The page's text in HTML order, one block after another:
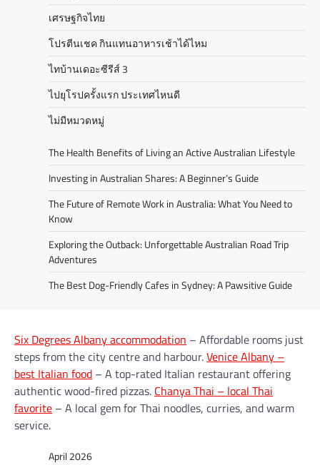
เศรษฐกิจไทย
โปรตีนเชค กินแทนอาหารเช้าได้ไหม
ไทบ้านเดอะซีรีส์ 3
ไปยุโรปครั้งแรก ประเทศไหนดี
ไม่มีหมวดหมู่
The Health Benefits of Living an Active Australian Lifestyle
Investing in Australian Shares: A Beginner’s Guide
The Future of Remote Work in Australia: What You Need to
Know
Exploring the Outback: Unforgettable Australian Road Trip
Adventures
The Best Dog-Friendly Cafes in Sydney: A Pawsitive Guide
Six Degrees Albany accommodation – Affordable rooms just
steps from the city centre and harbour.Venice Albany –
best Italian food – A top-rated Italian restaurant offering
authentic wood-fired pizzas. Chanya Thai – local Thai
favorite – A local gem for Thai noodles, curries, and warm
service.
April 2026